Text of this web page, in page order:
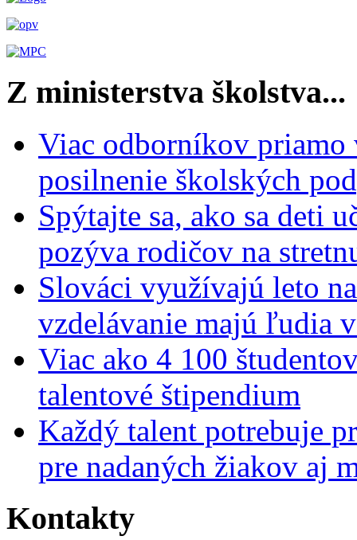
Z ministerstva školstva...
Viac odborníkov priamo
posilnenie školských
Spýtajte sa, ako sa deti
pozýva rodičov na
Slováci využívajú leto
vzdelávanie majú ľudia
Viac ako 4 100
talentové štipendium
Každý talent potrebuje
pre nadaných žiakov aj
Kontakty